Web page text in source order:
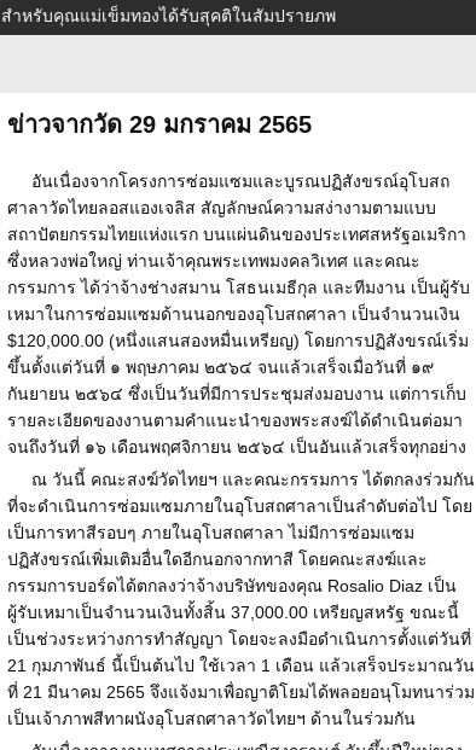
สำหรับคุณแม่เข็มทองได้รับสุคติในสัมปรายภพ
ข่าวจากวัด 29 มกราคม 2565
อันเนื่องจากโครงการซ่อมแซมและบูรณปฏิสังขรณ์อุโบสถ
ศาลาวัดไทยลอสแองเจลิส สัญลักษณ์ความสง่างามตามแบบ
สถาปัตยกรรมไทยแห่งแรก บนแผ่นดินของประเทศสหรัฐอเมริกา
ซึ่งหลวงพ่อใหญ่ ท่านเจ้าคุณพระเทพมงคลวิเทศ และคณะ
กรรมการ ได้ว่าจ้างช่างสมาน โสธนเมธีกุล และทีมงาน เป็นผู้รับ
เหมาในการซ่อมแซมด้านนอกของอุโบสถศาลา เป็นจำนวนเงิน
$120,000.00 (หนึ่งแสนสองหมื่นเหรียญ) โดยการปฏิสังขรณ์เริ่ม
ขึ้นตั้งแต่วันที่ ๑ พฤษภาคม ๒๕๖๔ จนแล้วเสร็จเมื่อวันที่ ๑๙
กันยายน ๒๕๖๔ ซึ่งเป็นวันที่มีการประชุมส่งมอบงาน แต่การเก็บ
รายละเอียดของงานตามคำแนะนำของพระสงฆ์ได้ดำเนินต่อมา
จนถึงวันที่ ๑๖ เดือนพฤศจิกายน ๒๕๖๔ เป็นอันแล้วเสร็จทุกอย่าง
ณ วันนี้ คณะสงฆ์วัดไทยฯ และคณะกรรมการ ได้ตกลงร่วมกัน
ที่จะดำเนินการซ่อมแซมภายในอุโบสถศาลาเป็นลำดับต่อไป โดย
เป็นการทาสีรอบๆ ภายในอุโบสถศาลา ไม่มีการซ่อมแซม
ปฏิสังขรณ์เพิ่มเติมอื่นใดอีกนอกจากทาสี โดยคณะสงฆ์และ
กรรมการบอร์ดได้ตกลงว่าจ้างบริษัทของคุณ Rosalio Diaz เป็น
ผู้รับเหมาเป็นจำนวนเงินทั้งสิ้น 37,000.00 เหรียญสหรัฐ ขณะนี้
เป็นช่วงระหว่างการทำสัญญา โดยจะลงมือดำเนินการตั้งแต่วันที่
21 กุมภาพันธ์ นี้เป็นต้นไป ใช้เวลา 1 เดือน แล้วเสร็จประมาณวัน
ที่ 21 มีนาคม 2565 จึงแจ้งมาเพื่อญาติโยมได้พลอยอนุโมทนาร่วม
เป็นเจ้าภาพสีทาผนังอุโบสถศาลาวัดไทยฯ ด้านในร่วมกัน